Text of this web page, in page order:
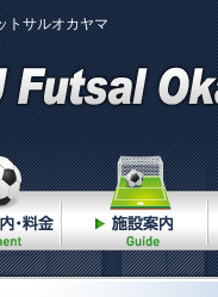
トサルオカヤマ
ご利用案内・料金